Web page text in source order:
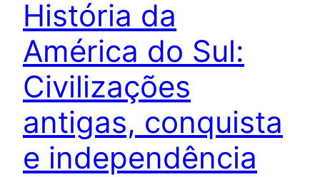
História da
América do Sul:
Civilizações
antigas, conquista
e independência